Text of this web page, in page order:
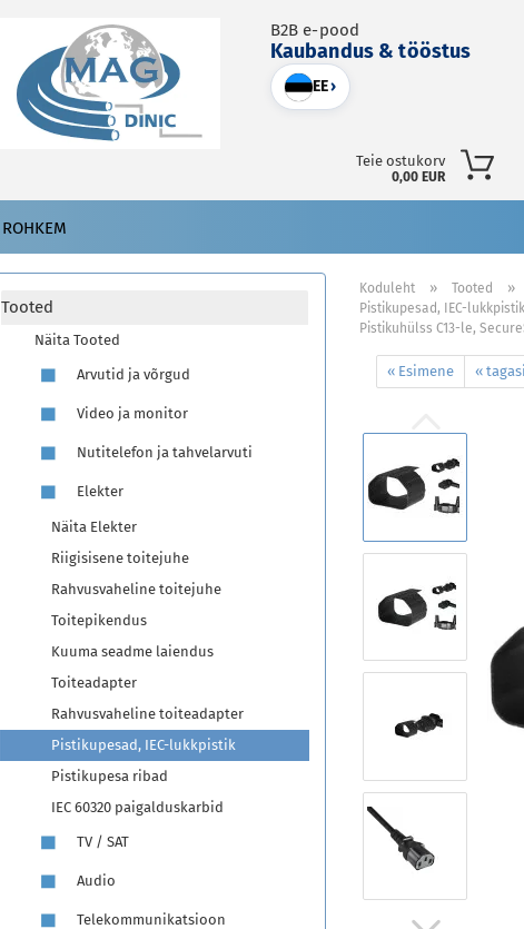
B2B e-pood
Kaubandus & tööstus
EE›
Teie ostukorv
0,00 EUR
ROHKEM
Koduleht » Tooted »
Pistikupesad, IEC-lukkpistik
Pistikuhülss C13-le,
« Esimene « tagasi
Tooted
Näita Tooted
Arvutid ja võrgud
Video ja monitor
Nutitelefon ja tahvelarvuti
Elekter
Näita Elekter
Riigisisene toitejuhe
Rahvusvaheline toitejuhe
Toitepikendus
Kuuma seadme laiendus
Toiteadapter
Rahvusvaheline toiteadapter
Pistikupesad, IEC-lukkpistik
Pistikupesa ribad
IEC 60320 paigalduskarbid
TV / SAT
Audio
Telekommunikatsioon